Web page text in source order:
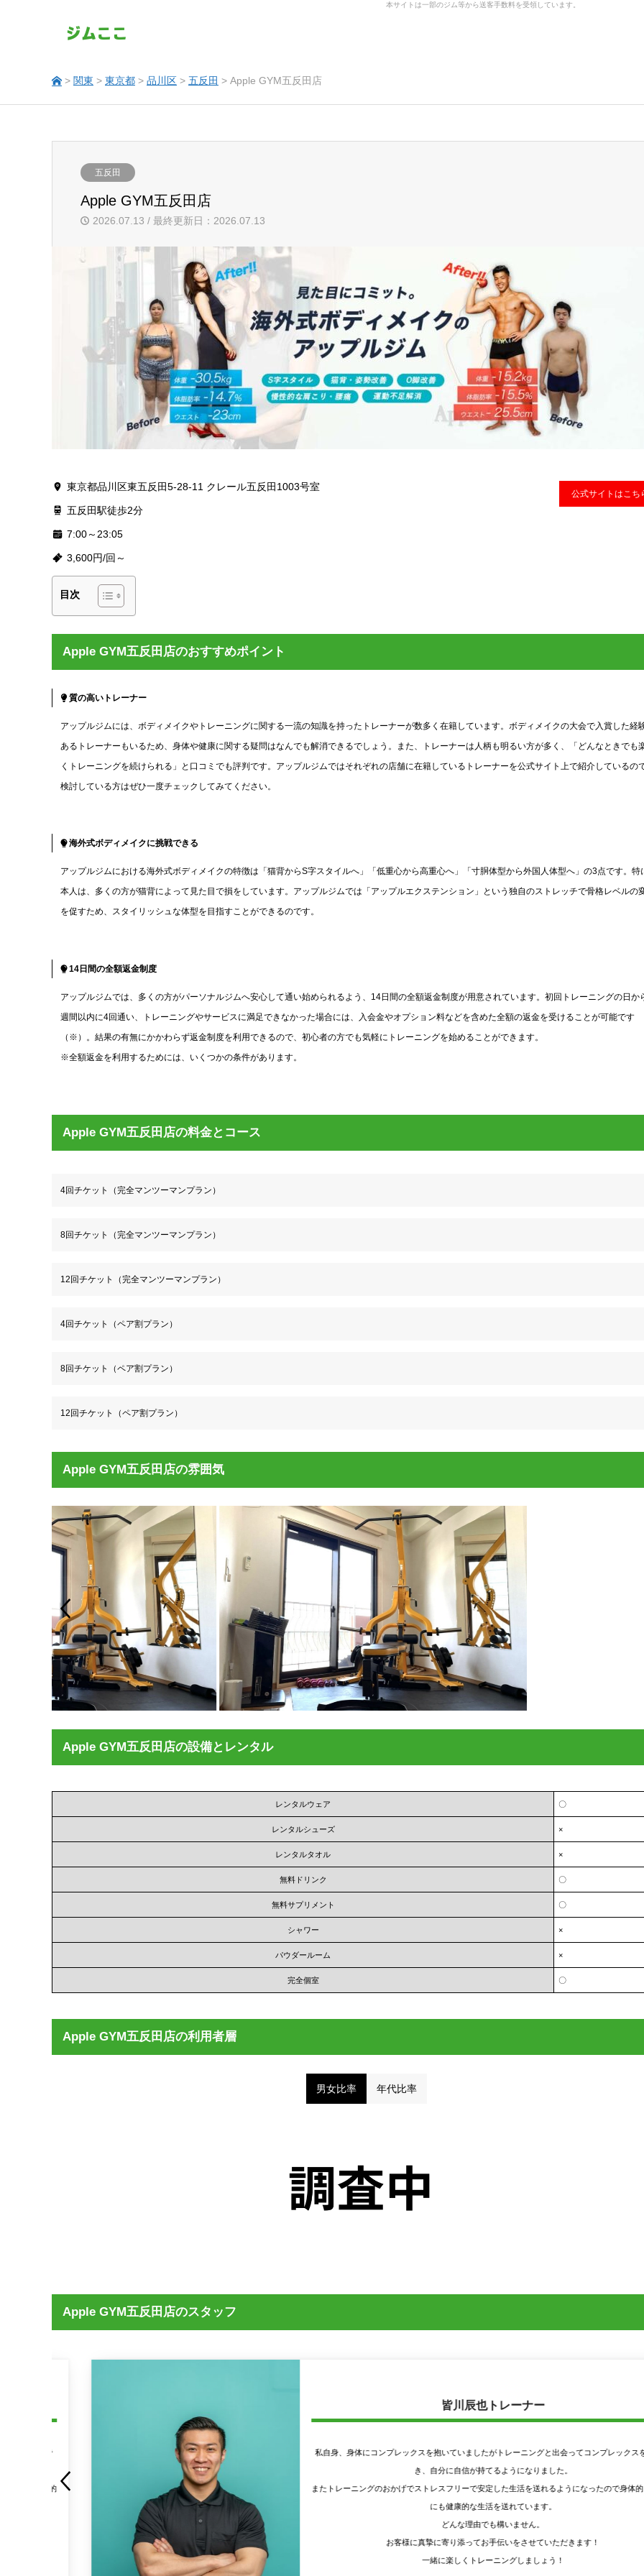
本サイトは一部のジム等から送客手数料を受領しています。
> 関東 > 東京都 > 品川区 > 五反田 > Apple GYM五反田店
五反田
Apple GYM五反田店
2026.07.13 / 最終更新日：2026.07.13
東京都品川区東五反田5-28-11 クレール五反田1003号室
五反田駅徒歩2分
7:00～23:05
3,600円/回～
公式サイトはこち
目次
Apple GYM五反田店のおすすめポイント
質の高いトレーナー
アップルジムには、ボディメイクやトレーニングに関する一流の知識を持ったトレーナーが数多く在籍しています。ボディメイクの大会で入賞した経
あるトレーナーもいるため、身体や健康に関する疑問はなんでも解消できるでしょう。また、トレーナーは人柄も明るい方が多く、「どんなときでも
くトレーニングを続けられる」と口コミでも評判です。アップルジムではそれぞれの店舗に在籍しているトレーナーを公式サイト上で紹介しているの
検討している方はぜひ一度チェックしてみてください。
海外式ボディメイクに挑戦できる
アップルジムにおける海外式ボディメイクの特徴は「猫背からS字スタイルへ」「低重心から高重心へ」「寸胴体型から外国人体型へ」の3点です。特
本人は、多くの方が猫背によって見た目で損をしています。アップルジムでは「アップルエクステンション」という独自のストレッチで骨格レベルの
を促すため、スタイリッシュな体型を目指すことができるのです。
14日間の全額返金制度
アップルジムでは、多くの方がパーソナルジムへ安心して通い始められるよう、14日間の全額返金制度が用意されています。初回トレーニングの日か
週間以内に4回通い、トレーニングやサービスに満足できなかった場合には、入会金やオプション料などを含めた全額の返金を受けることが可能です
（※）。結果の有無にかかわらず返金制度を利用できるので、初心者の方でも気軽にトレーニングを始めることができます。
※全額返金を利用するためには、いくつかの条件があります。
Apple GYM五反田店の料金とコース
4回チケット（完全マンツーマンプラン）
8回チケット（完全マンツーマンプラン）
12回チケット（完全マンツーマンプラン）
4回チケット（ペア割プラン）
8回チケット（ペア割プラン）
12回チケット（ペア割プラン）
Apple GYM五反田店の雰囲気
Apple GYM五反田店の設備とレンタル
レンタルウェア 〇
レンタルシューズ ×
レンタルタオル ×
無料ドリンク 〇
無料サプリメント 〇
シャワー ×
パウダールーム ×
完全個室 〇
Apple GYM五反田店の利用者層
男女比率 年代比率
Apple GYM五反田店のスタッフ
皆川辰也トレーナー
私自身、身体にコンプレックスを抱いていましたがトレーニングと出会ってコンプレックスを克服で
き、自分に自信が持てるようになりました。
またトレーニングのおかげでストレスフリーで安定した生活を送れるようになったので身体的、精神
にも健康的な生活を送れています。
どんな理由でも構いません。
お客様に真摯に寄り添ってお手伝いをさせていただきます！
一緒に楽しくトレーニングしましょう！